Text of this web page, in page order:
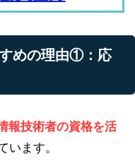
めの理由①：応
報技術者の資格を活
います。